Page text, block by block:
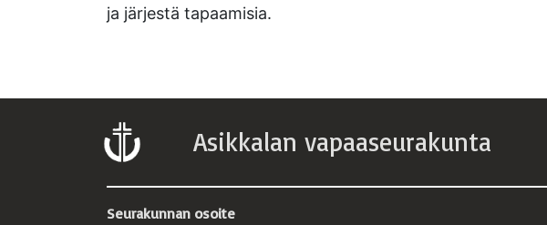
ja järjestä tapaamisia.
Asikkalan vapaaseurakunta
Seurakunnan osoite